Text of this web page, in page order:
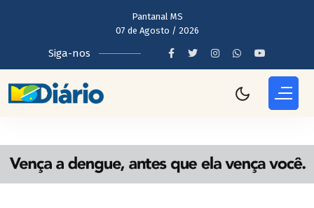
Pantanal MS
07 de Agosto / 2026
Siga-nos